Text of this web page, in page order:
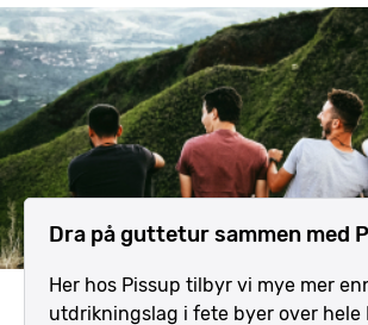
Dra på guttetur sammen med
Her hos Pissup tilbyr vi mye mer
utdrikningslag i fete byer over hele